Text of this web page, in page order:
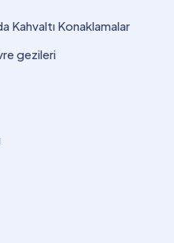
Kahvaltı Konaklamalar
gezileri